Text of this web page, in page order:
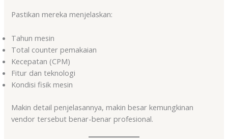
Pastikan mereka menjelaskan:
Tahun mesin
Total counter pemakaian
Kecepatan (CPM)
Fitur dan teknologi
Kondisi fisik mesin
Makin detail penjelasannya, makin besar kemungkinan
vendor tersebut benar-benar profesional.